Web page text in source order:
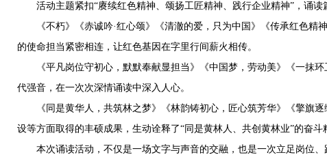
活动主题紧扣“赓续红色精神、颂扬工匠精神、践行企业精神”，诵读
《不朽》《赤诚吟·红心颂》《清澈的爱，只为中国》《传承红色精
的使命担当紧密相连，让红色基因在字里行间薪火相传。
《平凡岗位守初心，默默奉献显担当》《中国梦，劳动美》《一抹环
代强音，在一次次深情诵读中深入人心。
《同是黄华人，共筑林之梦》《林韵铸初心，匠心筑芳华》《擎旗逐
设等方面取得的丰硕成果，生动诠释了“同是黄林人、共创黄林业”的奋斗
本次诵读活动，不仅是一场文字与声音的交融，也是一次立足岗位、